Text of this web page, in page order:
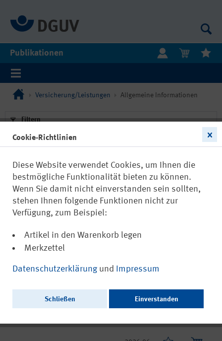
Publikationen
Versicherung/Leistungen Allgemeine Informationen
Filtern
Neu
22878
Grundlagen der Begutachtung
psychischer Störungen in der
gesetzlichen Unfallversicherung
Ausschließlich als PDF zum Download erhältlich.
2026.07
22864
Cookie-Richtlinien
Diese Website verwendet Cookies, um Ihnen die
bestmögliche Funktionalität bieten zu können.
Wenn Sie damit nicht einverstanden sein sollten,
stehen Ihnen folgende Funktionen nicht zur
Verfügung, zum Beispiel:
Artikel in den Warenkorb legen
Merkzettel
Datenschutzerklärung und Impressum
Schließen Einverstanden